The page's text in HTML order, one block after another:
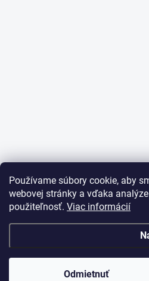
Používame súbory cookie, aby
webovej stránky a vďaka
použiteľnosť. Viac informácií
Odmietnuť